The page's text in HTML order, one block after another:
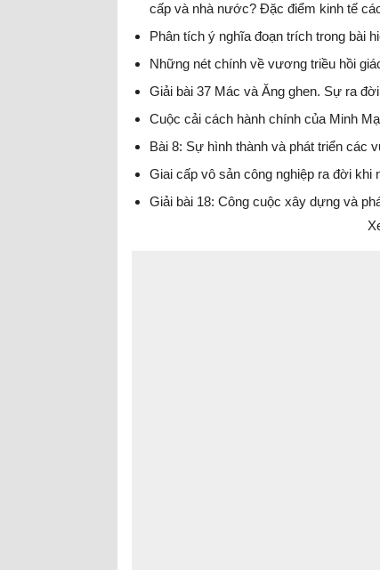
cấp và nhà nước? Đặc điểm kinh tế
Phân tích ý nghĩa đoạn trích trong bài
Những nét chính về vương triều hồi
Giải bài 37 Mác và Ăng ghen. Sự ra
Cuộc cải cách hành chính của Minh
Bài 8: Sự hình thành và phát triển các
Giai cấp vô sản công nghiệp ra đời khi
Giải bài 18: Công cuộc xây dựng và